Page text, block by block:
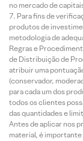
no mercado de
Para fins de
produtos de
metodologia de
Regras e
de Distribuição de
atribuir uma
(conservador,
para cada um dos
todos os clientes
das quantidades e
Antes de aplicar nos
material, é importante